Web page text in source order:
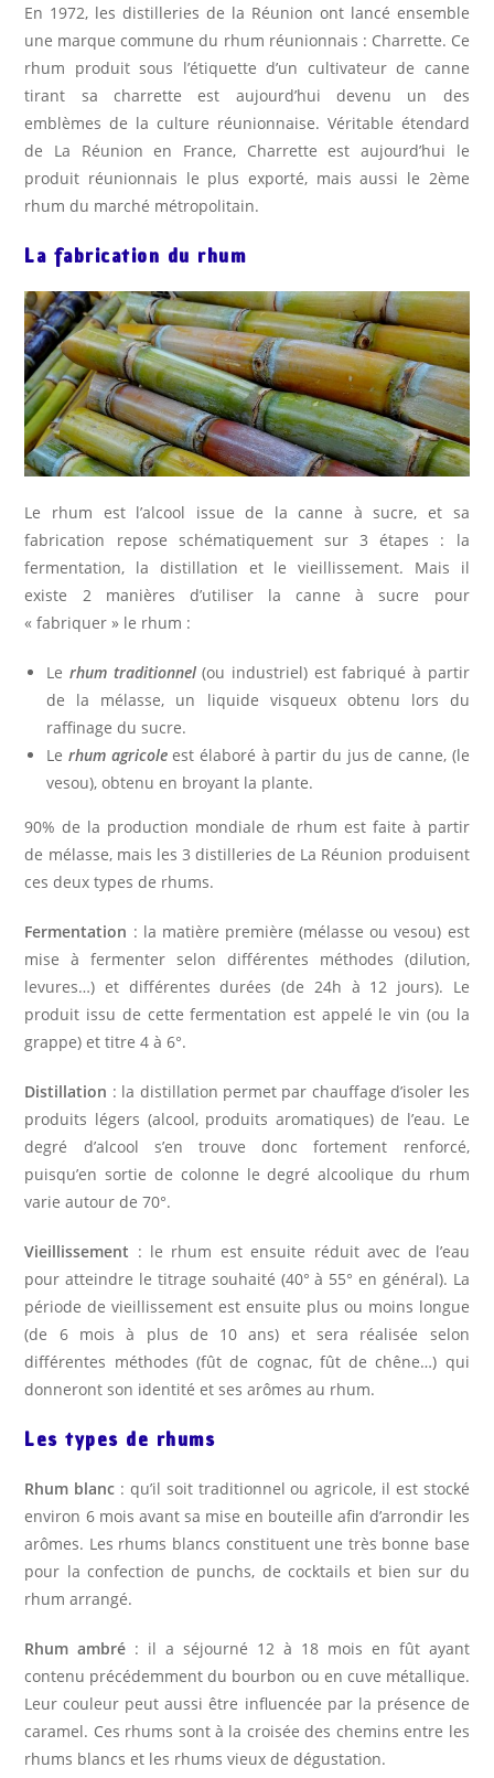
En 1972, les distilleries de la Réunion ont lancé ensemble
une marque commune du rhum réunionnais : Charrette. Ce
rhum produit sous l’étiquette d’un cultivateur de canne
tirant sa charrette est aujourd’hui devenu un des
emblèmes de la culture réunionnaise. Véritable étendard
de La Réunion en France, Charrette est aujourd’hui le
produit réunionnais le plus exporté, mais aussi le 2ème
rhum du marché métropolitain.
La fabrication du rhum
Le rhum est l’alcool issue de la canne à sucre, et sa
fabrication repose schématiquement sur 3 étapes : la
fermentation, la distillation et le vieillissement. Mais il
existe 2 manières d’utiliser la canne à sucre pour
« fabriquer » le rhum :
Lerhum traditionnel(ou industriel) est fabriqué à partir
de la mélasse, un liquide visqueux obtenu lors du
raffinage du sucre.
Lerhum agricoleest élaboré à partir du jus de canne, (le
vesou), obtenu en broyant la plante.
90% de la production mondiale de rhum est faite à partir
de mélasse, mais les 3 distilleries de La Réunion produisent
ces deux types de rhums.
Fermentation : la matière première (mélasse ou vesou) est
mise à fermenter selon différentes méthodes (dilution,
levures…) et différentes durées (de 24h à 12 jours). Le
produit issu de cette fermentation est appelé le vin (ou la
grappe) et titre 4 à 6°.
Distillation : la distillation permet par chauffage d’isoler les
produits légers (alcool, produits aromatiques) de l’eau. Le
degré d’alcool s’en trouve donc fortement renforcé,
puisqu’en sortie de colonne le degré alcoolique du rhum
varie autour de 70°.
Vieillissement : le rhum est ensuite réduit avec de l’eau
pour atteindre le titrage souhaité (40° à 55° en général). La
période de vieillissement est ensuite plus ou moins longue
(de 6 mois à plus de 10 ans) et sera réalisée selon
différentes méthodes (fût de cognac, fût de chêne…) qui
donneront son identité et ses arômes au rhum.
Les types de rhums
Rhum blanc : qu’il soit traditionnel ou agricole, il est stocké
environ 6 mois avant sa mise en bouteille afin d’arrondir les
arômes. Les rhums blancs constituent une très bonne base
pour la confection de punchs, de cocktails et bien sur du
rhum arrangé.
Rhum ambré : il a séjourné 12 à 18 mois en fût ayant
contenu précédemment du bourbon ou en cuve métallique.
Leur couleur peut aussi être influencée par la présence de
caramel. Ces rhums sont à la croisée des chemins entre les
rhums blancs et les rhums vieux de dégustation.